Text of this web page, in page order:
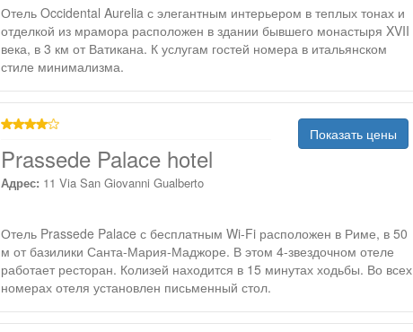
Отель Occidental Aurelia с элегантным интерьером в теплых тонах и
отделкой из мрамора расположен в здании бывшего монастыря XVII
века, в 3 км от Ватикана. К услугам гостей номера в итальянском
стиле минимализма.
Prassede Palace hotel
Адрес: 11 Via San Giovanni Gualberto
Показать цены
Отель Prassede Palace с бесплатным Wi-Fi расположен в Риме, в 50
м от базилики Санта-Мария-Маджоре. В этом 4-звездочном отеле
работает ресторан. Колизей находится в 15 минутах ходьбы. Во всех
номерах отеля установлен письменный стол.